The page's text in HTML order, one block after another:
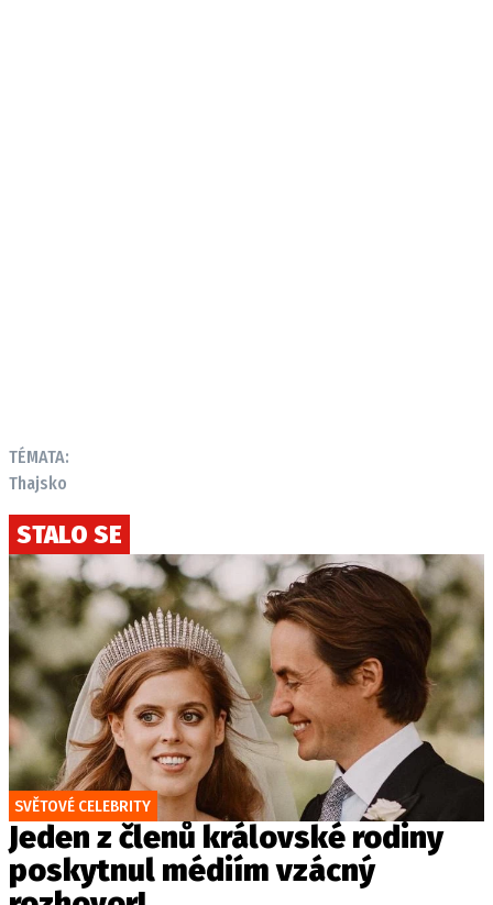
TÉMATA:
Thajsko
STALO SE
SVĚTOVÉ CELEBRITY
Jeden z členů královské rodiny
poskytnul médiím vzácný